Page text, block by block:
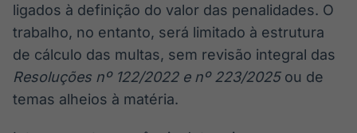
ligados à definição do valor das penalidades. O
trabalho, no entanto, será limitado à estrutura
de cálculo das multas, sem revisão integral das
Resoluções nº 122/2022 e nº 223/2025ou de
temas alheios à matéria.